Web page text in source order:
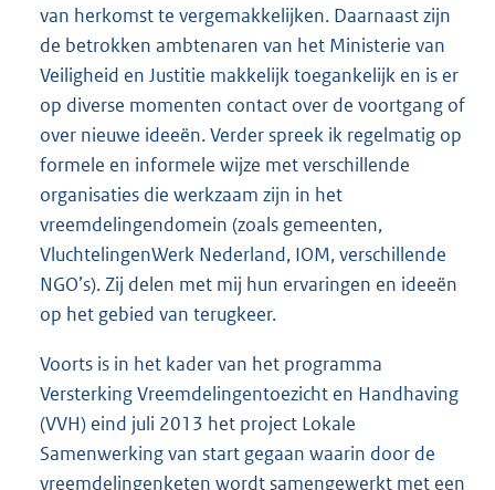
van herkomst te vergemakkelijken. Daarnaast zijn
de betrokken ambtenaren van het Ministerie van
Veiligheid en Justitie makkelijk toegankelijk en is er
op diverse momenten contact over de voortgang of
over nieuwe ideeën. Verder spreek ik regelmatig op
formele en informele wijze met verschillende
organisaties die werkzaam zijn in het
vreemdelingendomein (zoals gemeenten,
VluchtelingenWerk Nederland, IOM, verschillende
NGO’s). Zij delen met mij hun ervaringen en ideeën
op het gebied van terugkeer.
Voorts is in het kader van het programma
Versterking Vreemdelingentoezicht en Handhaving
(VVH) eind juli 2013 het project Lokale
Samenwerking van start gegaan waarin door de
vreemdelingenketen wordt samengewerkt met een